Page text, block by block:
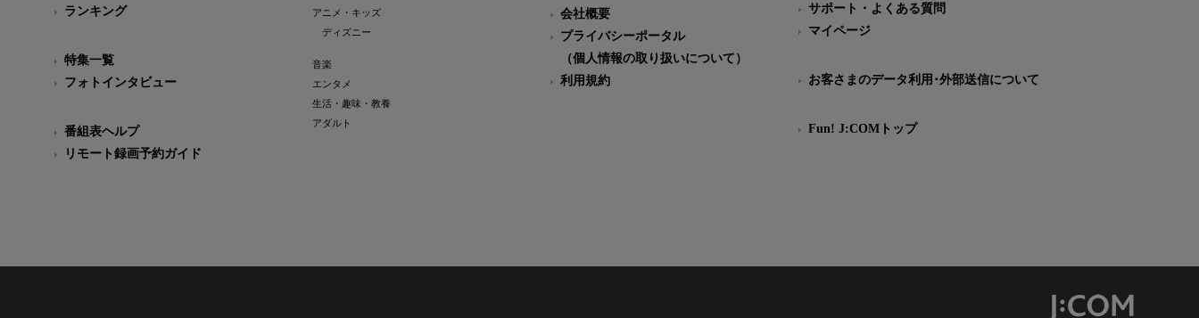
ランキング
特集一覧
フォトインタビュー
番組表ヘルプ
リモート録画予約ガイド
アニメ・キッズ
ディズニー
音楽
エンタメ
生活・趣味・教養
アダルト
会社概要
プライバシーポータル
（個人情報の取り扱いについて）
利用規約
サポート・よくある質問
マイページ
お客さまのデータ利用･外部送信について
Fun! J:COMトップ